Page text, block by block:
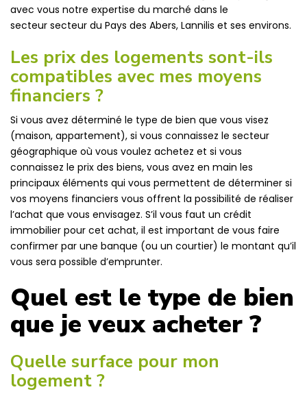
avec vous notre expertise du marché dans le
secteur secteur du Pays des Abers, Lannilis et ses environs.
Les prix des logements sont-ils
compatibles avec mes moyens
financiers ?
Si vous avez déterminé le type de bien que vous visez
(maison, appartement), si vous connaissez le secteur
géographique où vous voulez achetez et si vous
connaissez le prix des biens, vous avez en main les
principaux éléments qui vous permettent de déterminer si
vos moyens financiers vous offrent la possibilité de réaliser
l’achat que vous envisagez. S’il vous faut un crédit
immobilier pour cet achat, il est important de vous faire
confirmer par une banque (ou un courtier) le montant qu’il
vous sera possible d’emprunter.
Quel est le type de bien
que je veux acheter ?
Quelle surface pour mon
logement ?